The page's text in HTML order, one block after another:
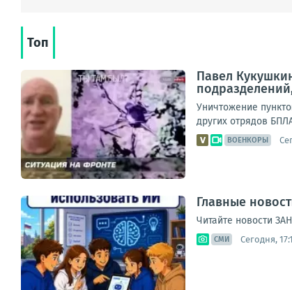
Топ
Павел
Уничтожение
других отрядов
ВОЕНКОРЫ
Главные
Читайте новости
СМИ Сегодня,